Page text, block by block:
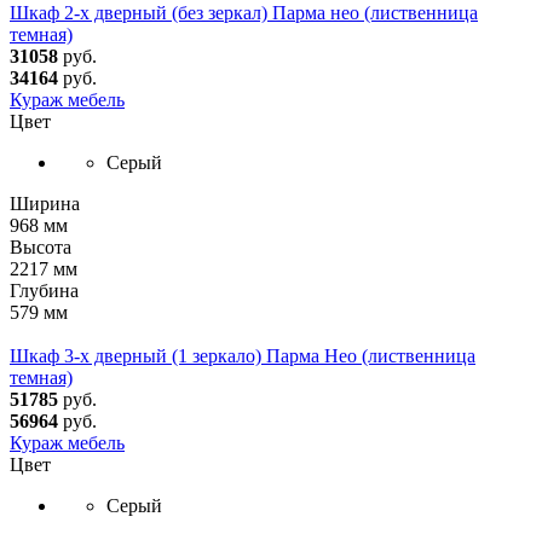
Шкаф 2-х дверный (без зеркал) Парма нео (лиственница
темная)
31058 руб.
34164 руб.
Кураж мебель
Цвет
Серый
Ширина
968 мм
Высота
2217 мм
Глубина
579 мм
Шкаф 3-х дверный (1 зеркало) Парма Нео (лиственница
темная)
51785 руб.
56964 руб.
Кураж мебель
Цвет
Серый